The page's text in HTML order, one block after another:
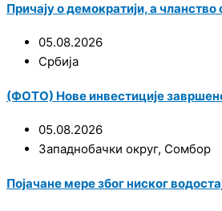
Причају о демократији, а
05.08.2026
Србија
(ФОТО) Нове инвестиције
05.08.2026
Западнобачки округ, Сомбор
Појачане мере због ниског